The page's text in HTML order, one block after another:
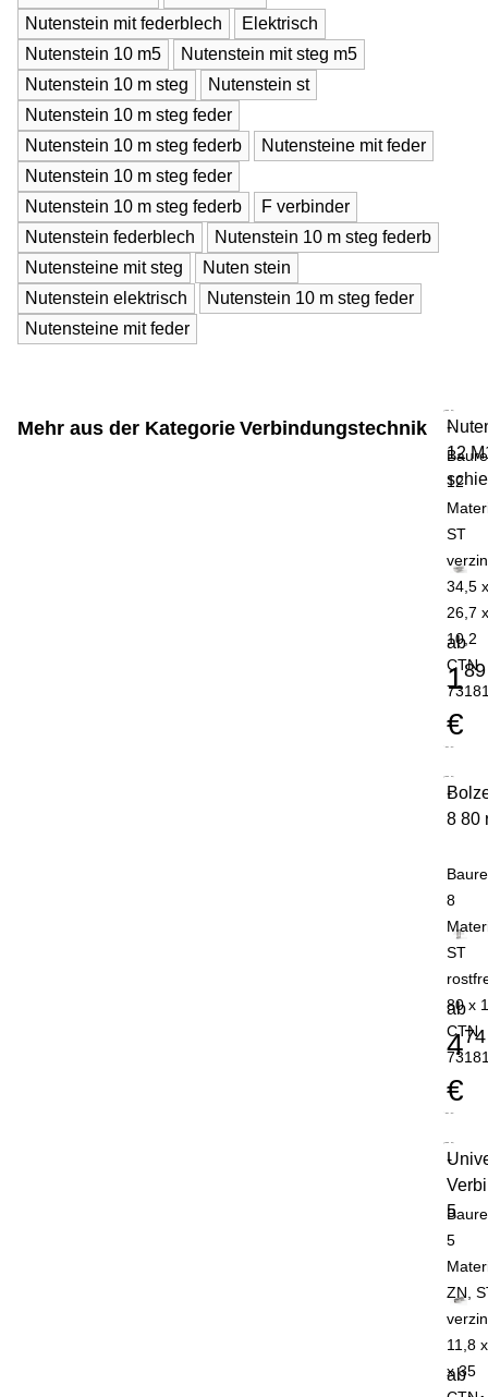
Nutenstein mit federblech
Elektrisch
Nutenstein 10 m5
Nutenstein mit steg m5
Nutenstein 10 m steg
Nutenstein st
Nutenstein 10 m steg feder
Nutenstein 10 m steg federb
Nutensteine mit feder
Nutenstein 10 m steg feder
Nutenstein 10 m steg federb
F verbinder
Nutenstein federblech
Nutenstein 10 m steg federb
Nutensteine mit steg
Nuten stein
Nutenstein elektrisch
Nutenstein 10 m steg feder
Nutensteine mit feder
Mehr aus der Kategorie Verbindungstechnik
12
-
12
ST
34,5
26,7
10,2
CTN
ab
189
€
8 80
-
8
ST
80 x
CTN
ab
474
€
5
-
5
ZN,
11,8
x 35
ab